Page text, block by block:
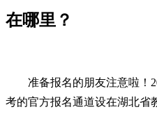
在哪里？
准备报名的朋友注意啦！
考的官方报名通道设在湖北省